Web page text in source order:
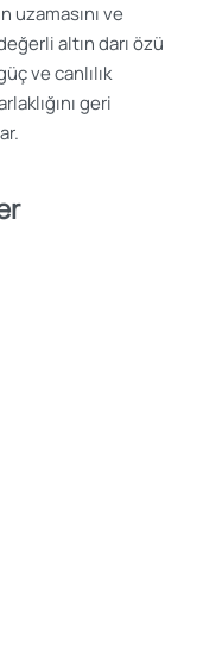
uzamasını ve
altın darı özü
ve canlılık
geri